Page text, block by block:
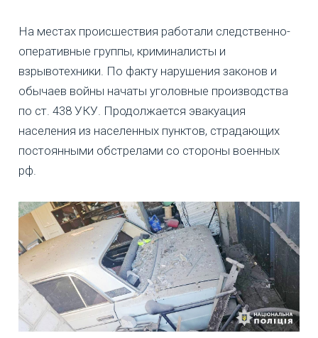
На местах происшествия работали следственно-
оперативные группы, криминалисты и
взрывотехники. По факту нарушения законов и
обычаев войны начаты уголовные производства
по ст. 438 УКУ. Продолжается эвакуация
населения из населенных пунктов, страдающих
постоянными обстрелами со стороны военных
рф.